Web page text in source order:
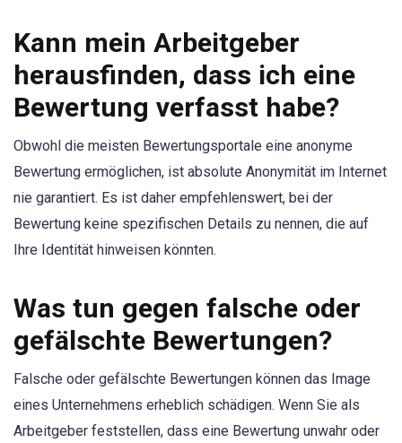
Kann mein Arbeitgeber
herausfinden, dass ich eine
Bewertung verfasst habe?
Obwohl die meisten Bewertungsportale eine anonyme
Bewertung ermöglichen, ist absolute Anonymität im Internet
nie garantiert. Es ist daher empfehlenswert, bei der
Bewertung keine spezifischen Details zu nennen, die auf
Ihre Identität hinweisen könnten.
Was tun gegen falsche oder
gefälschte Bewertungen?
Falsche oder gefälschte Bewertungen können das Image
eines Unternehmens erheblich schädigen. Wenn Sie als
Arbeitgeber feststellen, dass eine Bewertung unwahr oder